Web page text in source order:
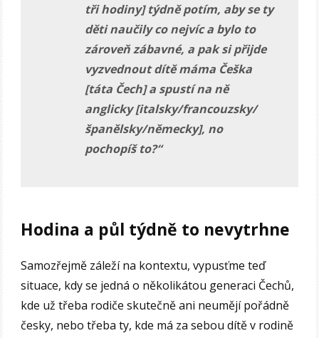
tři hodiny] týdně potím, aby se ty
děti naučily co nejvíc a bylo to
zároveň zábavné, a pak si přijde
vyzvednout dítě máma Češka
[táta Čech] a spustí na ně
anglicky [italsky/francouzsky/
španělsky/německy], no
pochopíš to?“
Hodina a půl týdně to nevytrhne
Samozřejmě záleží na kontextu, vypusťme teď
situace, kdy se jedná o několikátou generaci Čechů,
kde už třeba rodiče skutečně ani neumějí pořádně
česky, nebo třeba ty, kde má za sebou dítě v rodině